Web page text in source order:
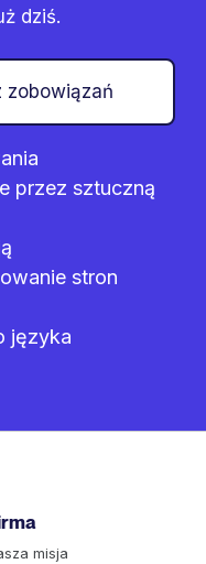
dziś.
zobowiązań
przez sztuczną
stron
języka
misja